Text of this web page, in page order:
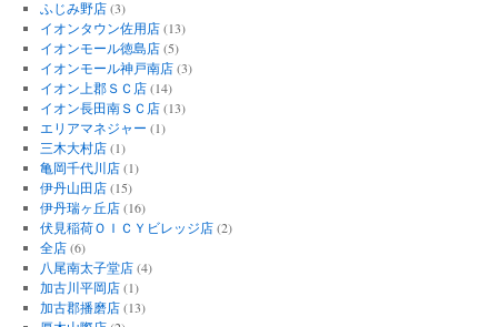
ふじみ野店(3)
イオンタウン佐用店(13)
イオンモール徳島店(5)
イオンモール神戸南店(3)
イオン上郡ＳＣ店(14)
イオン長田南ＳＣ店(13)
エリアマネジャー (1)
三木大村店(1)
亀岡千代川店(1)
伊丹山田店(15)
伊丹瑞ヶ丘店(16)
伏見稲荷ＯＩＣＹビレッジ店(2)
全店(6)
八尾南太子堂店(4)
加古川平岡店(1)
加古郡播磨店(13)